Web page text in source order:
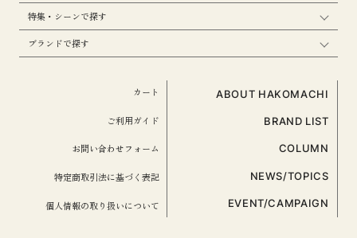
特集・シーンで探す
ブランドで探す
ABOUT HAKOMACHI
BRAND LIST
COLUMN
NEWS/TOPICS
EVENT/CAMPAIGN
カート
ご利用ガイド
お問い合わせフォーム
特定商取引法に基づく表記
個人情報の取り扱いについて